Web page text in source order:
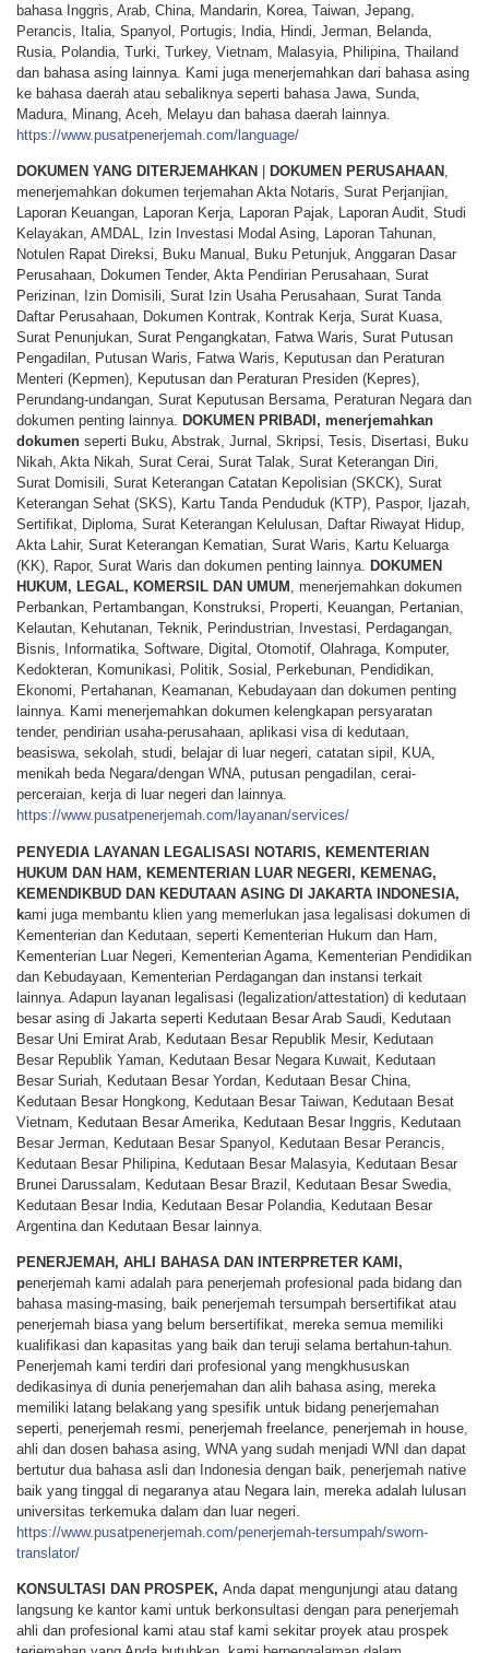
bahasa Inggris, Arab, China, Mandarin, Korea, Taiwan, Jepang,
Perancis, Italia, Spanyol, Portugis, India, Hindi, Jerman, Belanda,
Rusia, Polandia, Turki, Turkey, Vietnam, Malasyia, Philipina, Thailand
dan bahasa asing lainnya. Kami juga menerjemahkan dari bahasa asing
ke bahasa daerah atau sebaliknya seperti bahasa Jawa, Sunda,
Madura, Minang, Aceh, Melayu dan bahasa daerah lainnya.
https://www.pusatpenerjemah.com/language/
DOKUMEN YANG DITERJEMAHKAN DOKUMEN PERUSAHAAN ,
menerjemahkan dokumen terjemahan Akta Notaris, Surat Perjanjian,
Laporan Keuangan, Laporan Kerja, Laporan Pajak, Laporan Audit, Studi
Kelayakan, AMDAL, Izin Investasi Modal Asing, Laporan Tahunan,
Notulen Rapat Direksi, Buku Manual, Buku Petunjuk, Anggaran Dasar
Perusahaan, Dokumen Tender, Akta Pendirian Perusahaan, Surat
Perizinan, Izin Domisili, Surat Izin Usaha Perusahaan, Surat Tanda
Daftar Perusahaan, Dokumen Kontrak, Kontrak Kerja, Surat Kuasa,
Surat Penunjukan, Surat Pengangkatan, Fatwa Waris, Surat Putusan
Pengadilan, Putusan Waris, Fatwa Waris, Keputusan dan Peraturan
Menteri (Kepmen), Keputusan dan Peraturan Presiden (Kepres),
Perundang-undangan, Surat Keputusan Bersama, Peraturan Negara dan
dokumen penting lainnya. DOKUMEN PRIBADI, menerjemahkan
dokumen seperti Buku, Abstrak, Jurnal, Skripsi, Tesis, Disertasi, Buku
Nikah, Akta Nikah, Surat Cerai, Surat Talak, Surat Keterangan Diri,
Surat Domisili, Surat Keterangan Catatan Kepolisian (SKCK), Surat
Keterangan Sehat (SKS), Kartu Tanda Penduduk (KTP), Paspor, Ijazah,
Sertifikat, Diploma, Surat Keterangan Kelulusan, Daftar Riwayat Hidup,
Akta Lahir, Surat Keterangan Kematian, Surat Waris, Kartu Keluarga
(KK), Rapor, Surat Waris dan dokumen penting lainnya. DOKUMEN
HUKUM, LEGAL, KOMERSIL DAN UMUM , menerjemahkan dokumen
Perbankan, Pertambangan, Konstruksi, Properti, Keuangan, Pertanian,
Kelautan, Kehutanan, Teknik, Perindustrian, Investasi, Perdagangan,
Bisnis, Informatika, Software, Digital, Otomotif, Olahraga, Komputer,
Kedokteran, Komunikasi, Politik, Sosial, Perkebunan, Pendidikan,
Ekonomi, Pertahanan, Keamanan, Kebudayaan dan dokumen penting
lainnya. Kami menerjemahkan dokumen kelengkapan persyaratan
tender, pendirian usaha-perusahaan, aplikasi visa di kedutaan,
beasiswa, sekolah, studi, belajar di luar negeri, catatan sipil, KUA,
menikah beda Negara/dengan WNA, putusan pengadilan, cerai-
perceraian, kerja di luar negeri dan lainnya.
https://www.pusatpenerjemah.com/layanan/services/
PENYEDIA LAYANAN LEGALISASI NOTARIS, KEMENTERIAN
HUKUM DAN HAM, KEMENTERIAN LUAR NEGERI, KEMENAG,
KEMENDIKBUD DAN KEDUTAAN ASING DI JAKARTA INDONESIA,
kami juga membantu klien yang memerlukan jasa legalisasi dokumen di
Kementerian dan Kedutaan, seperti Kementerian Hukum dan Ham,
Kementerian Luar Negeri, Kementerian Agama, Kementerian Pendidikan
dan Kebudayaan, Kementerian Perdagangan dan instansi terkait
lainnya. Adapun layanan legalisasi (legalization/attestation) di kedutaan
besar asing di Jakarta seperti Kedutaan Besar Arab Saudi, Kedutaan
Besar Uni Emirat Arab, Kedutaan Besar Republik Mesir, Kedutaan
Besar Republik Yaman, Kedutaan Besar Negara Kuwait, Kedutaan
Besar Suriah, Kedutaan Besar Yordan, Kedutaan Besar China,
Kedutaan Besar Hongkong, Kedutaan Besar Taiwan, Kedutaan Besat
Vietnam, Kedutaan Besar Amerika, Kedutaan Besar Inggris, Kedutaan
Besar Jerman, Kedutaan Besar Spanyol, Kedutaan Besar Perancis,
Kedutaan Besar Philipina, Kedutaan Besar Malasyia, Kedutaan Besar
Brunei Darussalam, Kedutaan Besar Brazil, Kedutaan Besar Swedia,
Kedutaan Besar India, Kedutaan Besar Polandia, Kedutaan Besar
Argentina dan Kedutaan Besar lainnya.
PENERJEMAH, AHLI BAHASA DAN INTERPRETER KAMI,
penerjemah kami adalah para penerjemah profesional pada bidang dan
bahasa masing-masing, baik penerjemah tersumpah bersertifikat atau
penerjemah biasa yang belum bersertifikat, mereka semua memiliki
kualifikasi dan kapasitas yang baik dan teruji selama bertahun-tahun.
Penerjemah kami terdiri dari profesional yang mengkhususkan
dedikasinya di dunia penerjemahan dan alih bahasa asing, mereka
memiliki latang belakang yang spesifik untuk bidang penerjemahan
seperti, penerjemah resmi, penerjemah freelance, penerjemah in house,
ahli dan dosen bahasa asing, WNA yang sudah menjadi WNI dan dapat
bertutur dua bahasa asli dan Indonesia dengan baik, penerjemah native
baik yang tinggal di negaranya atau Negara lain, mereka adalah lulusan
universitas terkemuka dalam dan luar negeri.
https://www.pusatpenerjemah.com/penerjemah-tersumpah/sworn-
translator/
KONSULTASI DAN PROSPEK, Anda dapat mengunjungi atau datang
langsung ke kantor kami untuk berkonsultasi dengan para penerjemah
ahli dan profesional kami atau staf kami sekitar proyek atau prospek